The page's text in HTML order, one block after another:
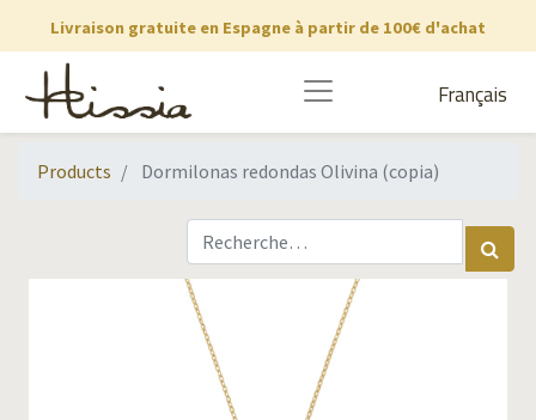
Livraison gratuite en Espagne à partir de 100€ d'achat
Français
Products Dormilonas redondas Olivina (copia)